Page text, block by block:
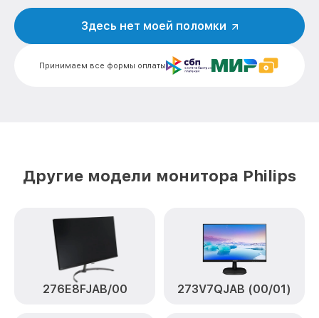
Замена лампы подсветки 220V8L
[220V8L/62] Philips
Ремонт блока управления 220V8L
[220V8L/62] Philips
от 700₽
Принимаем все формы оплаты
Здесь нет моей поломки
Другие модели монитора Philips
276E8FJAB/00 273V7QJAB (00/01)